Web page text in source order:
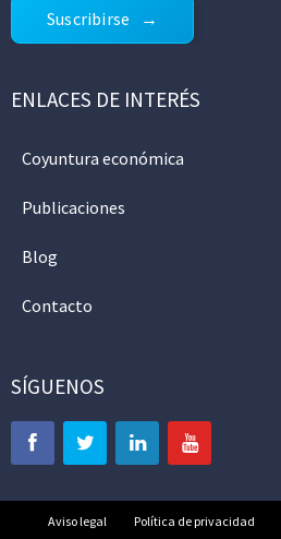
Suscribirse
ENLACES DE INTERÉS
Coyuntura económica
Publicaciones
Blog
Contacto
SÍGUENOS
Aviso legal Política de privacidad